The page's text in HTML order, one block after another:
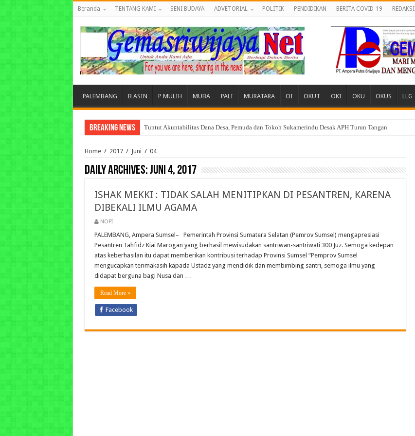
Beranda TENTANG KAMI SENI BUDAYA ADVETORIAL POLITIK PENDIDIKAN BERITA COVID-19 REDAKSI
PALEMBANG B ASIN P MULIH MUBA PALI MURATARA OI OKUT OKI OKU OKUS LLG
Breaking News Tuntut Akuntabilitas Dana Desa, Pemuda dan Tokoh Sukamerindu Desak APH Turun Tangan
Home / 2017 / Juni / 04
Daily Archives:Juni 4, 2017
ISHAK MEKKI : TIDAK SALAH MENITIPKAN DI PESANTREN, KARENA
DIBEKALI ILMU AGAMA
NOPI
PALEMBANG, Ampera Sumsel– Pemerintah Provinsi Sumatera Selatan (Pemrov Sumsel) mengapresiasi
Pesantren Tahfidz Kiai Marogan yang berhasil mewisudakan santriwan-santriwati 300 Juz. Semoga kedepan
atas keberhasilan itu dapat memberikan kontribusi terhadap Provinsi Sumsel “Pemprov Sumsel
mengucapkan terimakasih kapada Ustadz yang mendidik dan membimbing santri, semoga ilmu yang
didapat berguna bagi Nusa dan …
Read More »
Facebook